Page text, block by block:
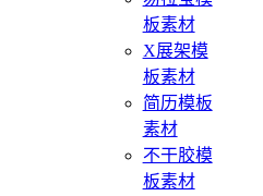
板素材
X展架模
板素材
简历模板
素材
不干胶模
板素材